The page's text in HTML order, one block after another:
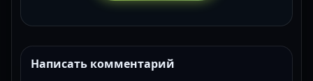
Написать комментарий